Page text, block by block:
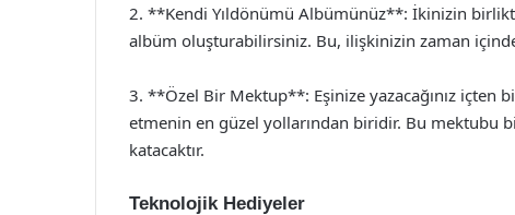
2. **Kendi Yıldönümü Albümünüz**: İkinizin
albüm oluşturabilirsiniz. Bu, ilişkinizin zaman
3. **Özel Bir Mektup**: Eşinize yazacağınız
etmenin en güzel yollarından biridir. Bu mektubu
katacaktır.
Teknolojik Hediyeler